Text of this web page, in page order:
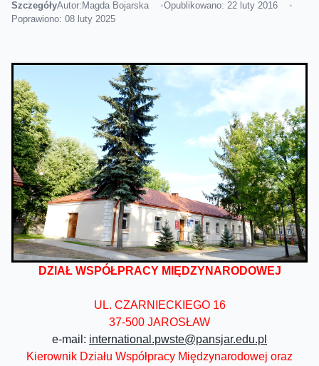
SzczegółyAutor: Magda Bojarska
Opublikowano: 22 luty 2016
Poprawiono: 08 luty 2025
DZIAŁ WSPÓŁPRACY MIĘDZYNARODOWEJ
UL. CZARNIECKIEGO 16
37-500 JAROSŁAW
e-mail: international.pwste@pansjar.edu.pl
Kierownik Działu Współpracy Międzynarodowej oraz